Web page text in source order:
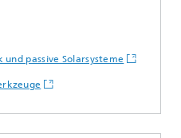
passive Solarsysteme